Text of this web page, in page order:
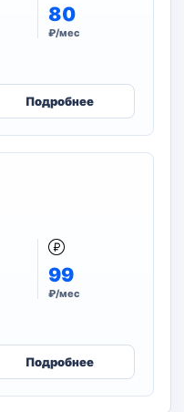
80
₽/мес
Подробнее
99
₽/мес
Подробнее